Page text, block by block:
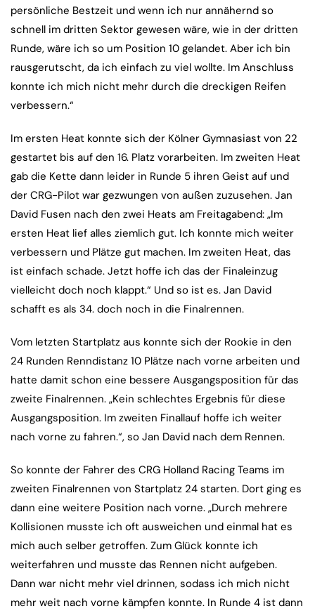
persönliche Bestzeit und wenn ich nur annähernd so
schnell im dritten Sektor gewesen wäre, wie in der dritten
Runde, wäre ich so um Position 10 gelandet. Aber ich bin
rausgerutscht, da ich einfach zu viel wollte. Im Anschluss
konnte ich mich nicht mehr durch die dreckigen Reifen
verbessern.“
Im ersten Heat konnte sich der Kölner Gymnasiast von 22
gestartet bis auf den 16. Platz vorarbeiten. Im zweiten Heat
gab die Kette dann leider in Runde 5 ihren Geist auf und
der CRG-Pilot war gezwungen von außen zuzusehen. Jan
David Fusen nach den zwei Heats am Freitagabend: „Im
ersten Heat lief alles ziemlich gut. Ich konnte mich weiter
verbessern und Plätze gut machen. Im zweiten Heat, das
ist einfach schade. Jetzt hoffe ich das der Finaleinzug
vielleicht doch noch klappt.“ Und so ist es. Jan David
schafft es als 34. doch noch in die Finalrennen.
Vom letzten Startplatz aus konnte sich der Rookie in den
24 Runden Renndistanz 10 Plätze nach vorne arbeiten und
hatte damit schon eine bessere Ausgangsposition für das
zweite Finalrennen. „Kein schlechtes Ergebnis für diese
Ausgangsposition. Im zweiten Finallauf hoffe ich weiter
nach vorne zu fahren.“, so Jan David nach dem Rennen.
So konnte der Fahrer des CRG Holland Racing Teams im
zweiten Finalrennen von Startplatz 24 starten. Dort ging es
dann eine weitere Position nach vorne. „Durch mehrere
Kollisionen musste ich oft ausweichen und einmal hat es
mich auch selber getroffen. Zum Glück konnte ich
weiterfahren und musste das Rennen nicht aufgeben.
Dann war nicht mehr viel drinnen, sodass ich mich nicht
mehr weit nach vorne kämpfen konnte. In Runde 4 ist dann